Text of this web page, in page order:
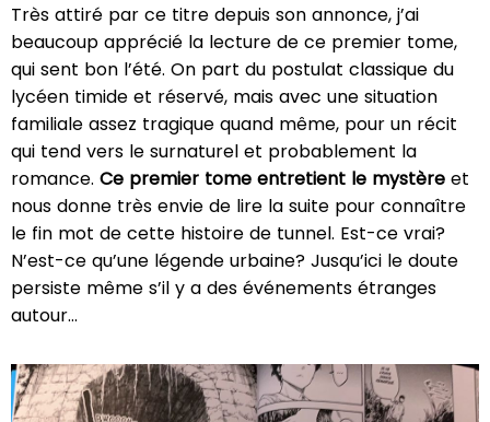
Très attiré par ce titre depuis son annonce, j’ai
beaucoup apprécié la lecture de ce premier tome,
qui sent bon l’été. On part du postulat classique du
lycéen timide et réservé, mais avec une situation
familiale assez tragique quand même, pour un récit
qui tend vers le surnaturel et probablement la
romance. Ce premier tome entretient le mystère et
nous donne très envie de lire la suite pour connaître
le fin mot de cette histoire de tunnel. Est-ce vrai?
N’est-ce qu’une légende urbaine? Jusqu’ici le doute
persiste même s’il y a des événements étranges
autour…